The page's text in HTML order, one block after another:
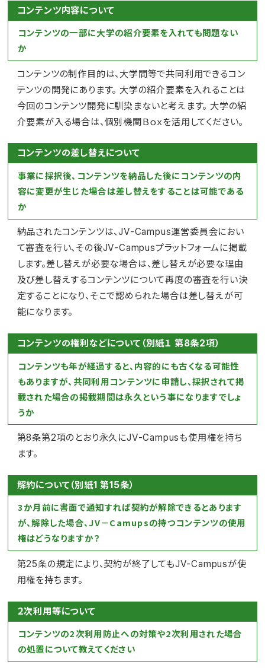
コンテンツ内容について
コンテンツの一部に大学の紹介要素を入れても問題ない
か
コンテンツの制作目的は、大学間等で共同利用できるコン
テンツの開発にあります。 大学の紹介要素を入れることは
今回のコンテンツ開発に馴染まないと考えます。 大学の紹
介要素が入る場合は、個別機関Ｂｏｘを活用してください。
コンテンツの差し替えについて
事業に採択後、コンテンツを納品した後にコンテンツの内
容に変更が生じた場合は差し替えをすることは可能である
か
納品されたコンテンツは、JV-Campus運営委員会におい
て審査を行い、その後JV-Campusプラットフォームに掲載
します。差し替えが必要な場合は、差し替えが必要な理由
及び差し替えするコンテンツについて再度の審査を行い決
定することになり、そこで認められた場合は差し替えが可
能になります。
コンテンツの権利などについて（別紙１ 第8条2項）
コンテンツも年が経過すると、内容的にも古くなる可能性
もありますが、共同利用コンテンツに申請し、採択されて掲
載された場合の掲載期間は永久という事になりますでしょ
うか
第8条第2項のとおり永久にJV-Campusも使用権を持ち
ます。
解約について（別紙1 第15条）
3か月前に書面で通知すれば契約が解除できるとあります
が、解除した場合、JV－Camupsの持つコンテンツの使用
権はどうなりますか？
第25条の規定により、契約が終了してもJV-Campusが使
用権を持ちます。
２次利用等について
コンテンツの2次利用防止への対策や2次利用された場合
の処置について教えてください